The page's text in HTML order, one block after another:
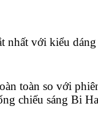
nhất với kiểu dáng
toàn so với
chiếu sáng Bi